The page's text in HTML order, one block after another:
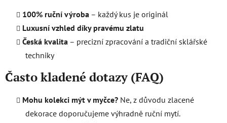
100% ruční výroba – každý kus je originál
Luxusní vzhled díky pravému zlatu
Česká kvalita – precizní zpracování a tradiční sklářské
techniky
Často kladené dotazy (FAQ)
Mohu kolekci mýt v myčce? Ne, z důvodu zlacené
dekorace doporučujeme výhradně ruční mytí.